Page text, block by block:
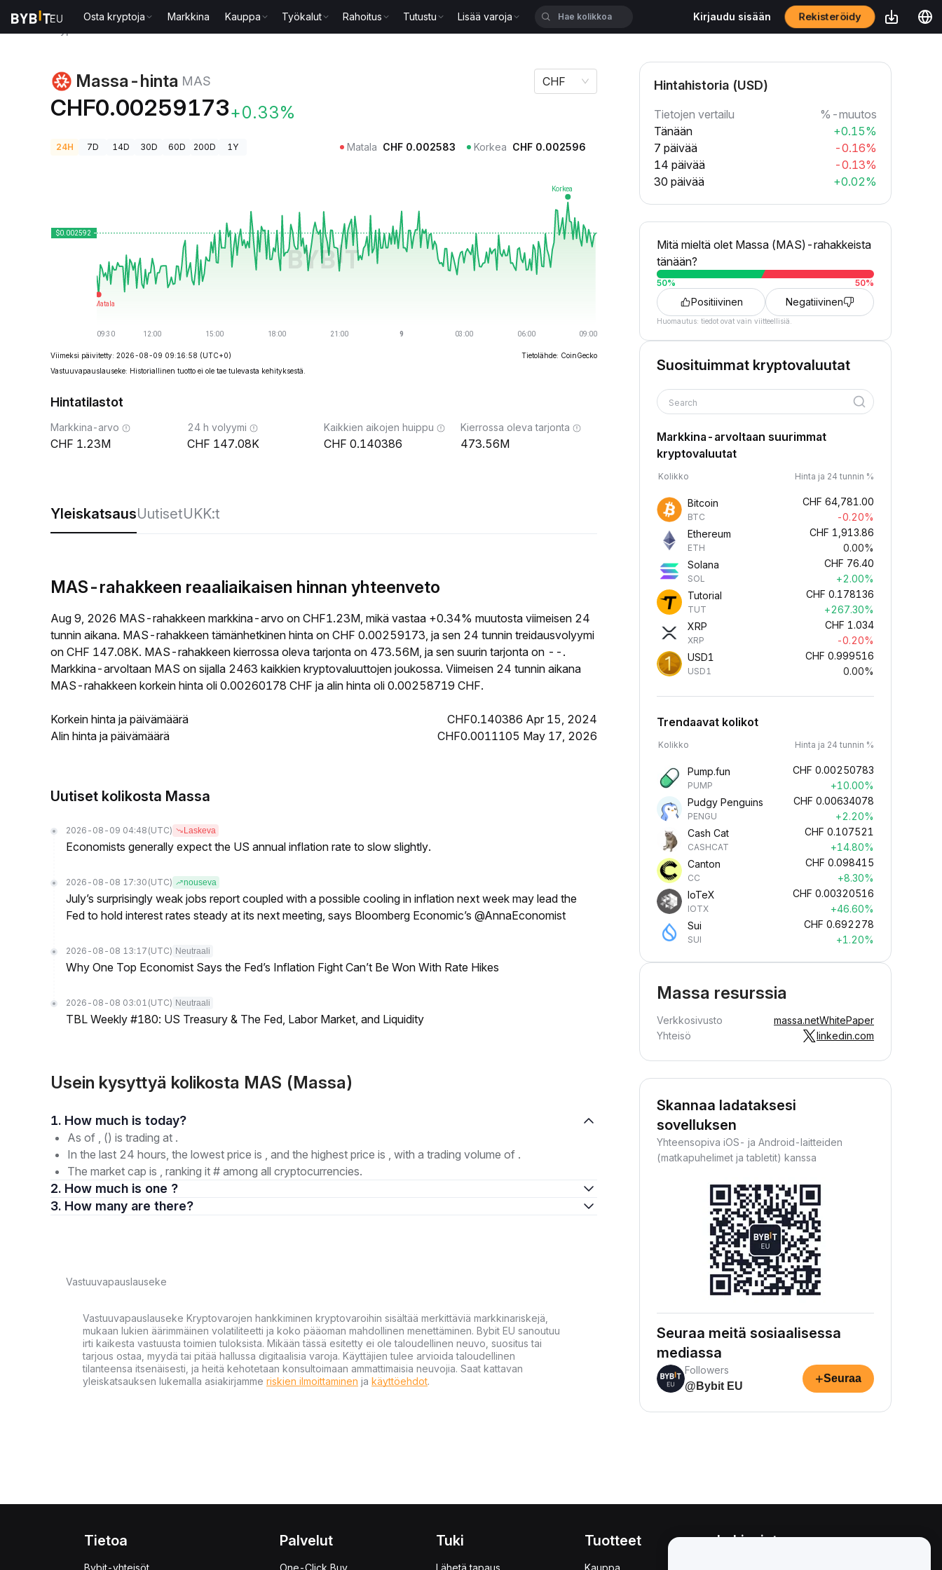
Osta kryptoja Markkina Kauppa Työkalut Rahoitus Tutustu Lisää varoja Kirjaudu sisään Rekisteröidy
Massa-hinta MAS
CHF0.00259173+0.33%
CHF
24H 7D 14D 30D 60D 200D 1Y Matala CHF 0.002583 Korkea CHF 0.002596
Viimeksi päivitetty: 2026-08-09 09:16:58 (UTC+0)
Tietolähde: CoinGecko
Vastuuvapauslauseke: Historiallinen tuotto ei ole tae tulevasta kehityksestä.
Hintatilastot
Markkina-arvo
1.23M
24 h volyymi
147.08K
Kaikkien aikojen huippu
0.140386
Kierrossa oleva tarjonta
473.56M
YleiskatsausUutisetUKK:t
MAS-rahakkeen reaaliaikaisen hinnan yhteenveto
Aug 9, 2026 MAS-rahakkeen markkina-arvo on CHF1.23M, mikä vastaa +0.34% muutosta viimeisen 24
tunnin aikana. MAS-rahakkeen tämänhetkinen hinta on CHF 0.00259173, ja sen 24 tunnin treidausvolyymi
on CHF 147.08K. MAS-rahakkeen kierrossa oleva tarjonta on 473.56M, ja sen suurin tarjonta on --.
Markkina-arvoltaan MAS on sijalla 2463 kaikkien kryptovaluuttojen joukossa. Viimeisen 24 tunnin aikana
MAS-rahakkeen korkein hinta oli 0.00260178 CHF ja alin hinta oli 0.00258719 CHF.
Korkein hinta ja päivämäärä
CHF0.140386 Apr 15, 2024
Alin hinta ja päivämäärä
CHF0.0011105 May 17, 2026
Uutiset kolikosta Massa
2026-08-09 04:48 (UTC) Laskeva
Economists generally expect the US annual inflation rate to slow slightly.
2026-08-08 17:30 (UTC) nouseva
July’s surprisingly weak jobs report coupled with a possible cooling in inflation next week may lead the
Fed to hold interest rates steady at its next meeting, says Bloomberg Economic’s @AnnaEconomist
2026-08-08 13:17 (UTC) Neutraali
Why One Top Economist Says the Fed’s Inflation Fight Can’t Be Won With Rate Hikes
2026-08-08 03:01 (UTC) Neutraali
TBL Weekly #180: US Treasury & The Fed, Labor Market, and Liquidity
Usein kysyttyä kolikosta MAS (Massa)
1. How much is today?
As of , () is trading at .
In the last 24 hours, the lowest price is , and the highest price is , with a trading volume of .
The market cap is , ranking it # among all cryptocurrencies.
2. How much is one ?
3. How many are there?
Vastuuvapauslauseke
Vastuuvapauslauseke Kryptovarojen hankkiminen kryptovaroihin sisältää merkittäviä markkinariskejä,
mukaan lukien äärimmäinen volatiliteetti ja koko pääoman mahdollinen menettäminen. Bybit EU sanoutuu
irti kaikesta vastuusta toimien tuloksista. Mikään tässä esitetty ei ole taloudellinen neuvo, suositus tai
tarjous ostaa, myydä tai pitää hallussa digitaalisia varoja. Käyttäjien tulee arvioida taloudellinen
tilanteensa itsenäisesti, ja heitä kehotetaan konsultoimaan ammattimaisia neuvojia. Saat kattavan
yleiskatsauksen lukemalla asiakirjamme riskien ilmoittaminen ja käyttöehdot.
Hintahistoria (USD)
Tietojen vertailu
%-muutos
Tänään
+0.15%
7 päivää
-0.16%
14 päivää
-0.13%
30 päivää
+0.02%
Mitä mieltä olet Massa (MAS)-rahakkeista
tänään?
50% 50%
Positiivinen Negatiivinen
Huomautus: tiedot ovat vain viitteellisiä.
Suosituimmat kryptovaluutat
Search
Markkina-arvoltaan suurimmat
kryptovaluutat
Kolikko Hinta ja 24 tunnin %
Bitcoin
BTC
CHF 64,781.00
-0.20%
Ethereum
ETH
CHF 1,913.86
0.00%
Solana
SOL
CHF 76.40
+2.00%
Tutorial
TUT
CHF 0.178136
+267.30%
XRP
XRP
CHF 1.034
-0.20%
USD1
USD1
CHF 0.999516
0.00%
Trendaavat kolikot
Kolikko Hinta ja 24 tunnin %
Pump.fun
PUMP
CHF 0.00250783
+10.00%
Pudgy Penguins
PENGU
CHF 0.00634078
+2.20%
Cash Cat
CASHCAT
CHF 0.107521
+14.80%
Canton
CC
CHF 0.098415
+8.30%
IoTeX
IOTX
CHF 0.00320516
+46.60%
Sui
SUI
CHF 0.692278
+1.20%
Massa resurssia
Verkkosivusto massa.netWhitePaper
Yhteisö
linkedin.com
Skannaa ladataksesi
sovelluksen
Yhteensopiva iOS- ja Android-laitteiden
(matkapuhelimet ja tabletit) kanssa
Seuraa meitä sosiaalisessa
mediassa
Followers
@Bybit EU
+Seuraa
Tietoa
Bybit-yhteisöt
Palvelut
One-Click Buy
Tuki
Lähetä tapaus
Tuotteet
Kauppa
Lakiasiat